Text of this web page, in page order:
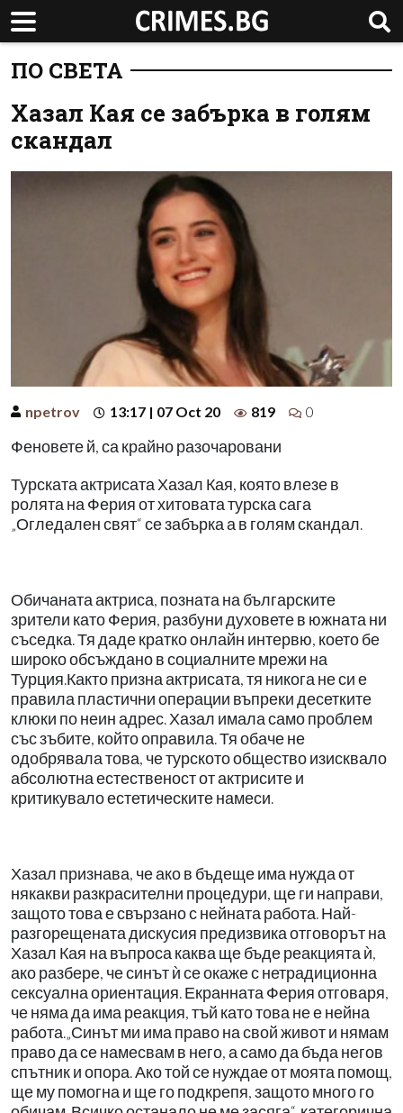
ПО СВЕТА
Хазал Кая се забърка в голям
скандал
npetrov 13:17 | 07 Oct 20 819 0
Феновете й, са крайно разочаровани
Турската актрисата Хазал Кая, която влезе в
ролята на Ферия от хитовата турска сага
„Огледален свят“ се забърка а в голям скандал.
Обичаната актриса, позната на българските
зрители като Ферия, разбуни духовете в южната ни
съседка. Тя даде кратко онлайн интервю, което бе
широко обсъждано в социалните мрежи на
Турция.Както призна актрисата, тя никога не си е
правила пластични операции въпреки десетките
клюки по неин адрес. Хазал имала само проблем
със зъбите, който оправила. Тя обаче не
одобрявала това, че турското общество изисквало
абсолютна естественост от актрисите и
критикувало естетическите намеси.
Хазал признава, че ако в бъдеще има нужда от
някакви разкрасителни процедури, ще ги направи,
защото това е свързано с нейната работа. Най-
разгорещената дискусия предизвика отговорът на
Хазал Кая на въпроса каква ще бъде реакцията ѝ,
ако разбере, че синът ѝ се окаже с нетрадиционна
сексуална ориентация. Екранната Ферия отговаря,
че няма да има реакция, тъй като това не е нейна
работа.„Синът ми има право на свой живот и нямам
право да се намесвам в него, а само да бъда негов
спътник и опора. Ако той се нуждае от моята помощ,
ще му помогна и ще го подкрепя, защото много го